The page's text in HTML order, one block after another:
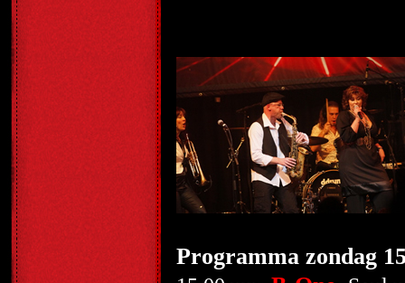
Programma zondag